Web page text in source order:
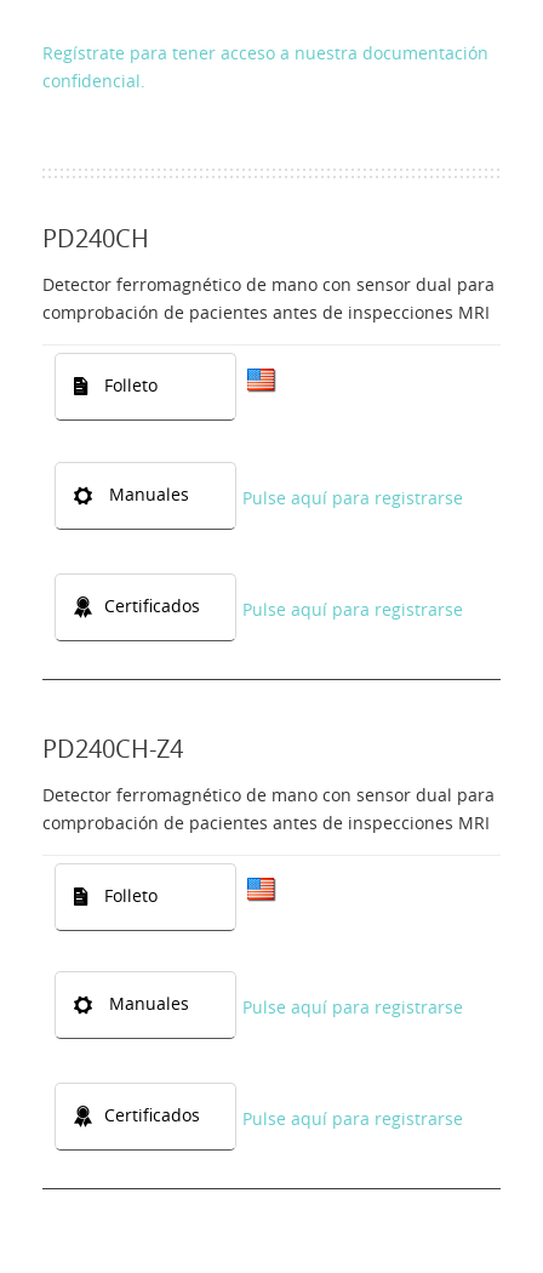
Presentación
Login
Lengua
Regístrate para tener acceso a nuestra documentación
confidencial.
PD240CH
Detector ferromagnético de mano con sensor dual para
comprobación de pacientes antes de inspecciones MRI
Folleto
Manuales Pulse aquí para registrarse
Certificados Pulse aquí para registrarse
PD240CH-Z4
Detector ferromagnético de mano con sensor dual para
comprobación de pacientes antes de inspecciones MRI
Folleto
Manuales Pulse aquí para registrarse
Certificados Pulse aquí para registrarse